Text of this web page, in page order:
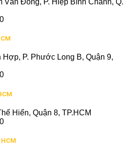
Văn Đồng, P. Hiệp Bình Chánh, Q.
P. Phước Long B, Quận 9,
Hiển, Quận 8, TP.HCM